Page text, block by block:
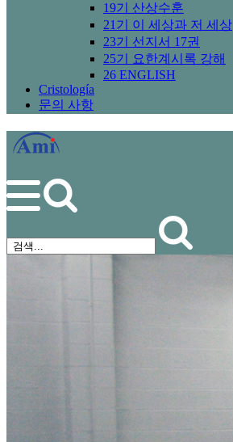
19기 산상수훈
21기 이 세상과 저 세상
23기 선지서 17권
25기 요한계시록 강해
26 ENGLISH
Cristología
문의 사항